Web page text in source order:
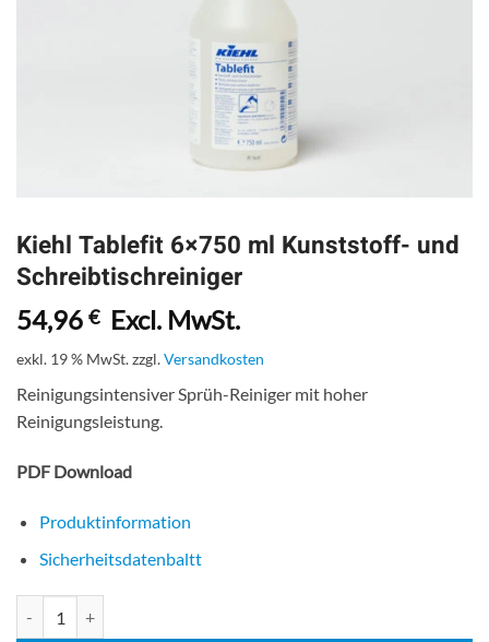
Kiehl Tablefit 6×750 ml Kunststoff- und
Schreibtischreiniger
54,96 € Excl. MwSt.
exkl. 19 % MwSt.zzgl.Versandkosten
Reinigungsintensiver Sprüh-Reiniger mit hoher
Reinigungsleistung.
PDF Download
Produktinformation
Sicherheitsdatenbaltt